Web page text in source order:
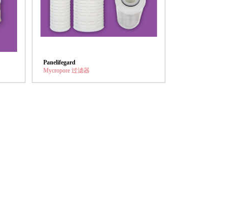
Panelifegard
Mycropore 过滤器